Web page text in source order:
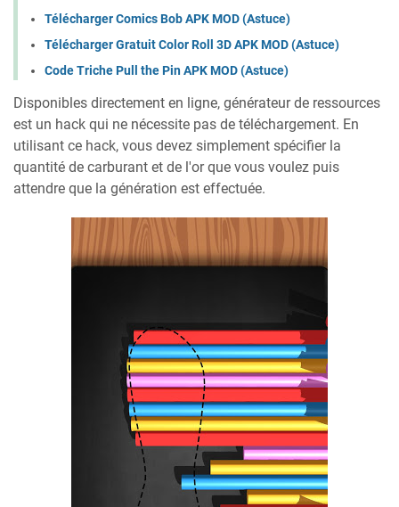
Télécharger Comics Bob APK MOD (Astuce)
Télécharger Gratuit Color Roll 3D APK MOD (Astuce)
Code Triche Pull the Pin APK MOD (Astuce)
Disponibles directement en ligne, générateur de ressources
est un hack qui ne nécessite pas de téléchargement. En
utilisant ce hack, vous devez simplement spécifier la
quantité de carburant et de l'or que vous voulez puis
attendre que la génération est effectuée.